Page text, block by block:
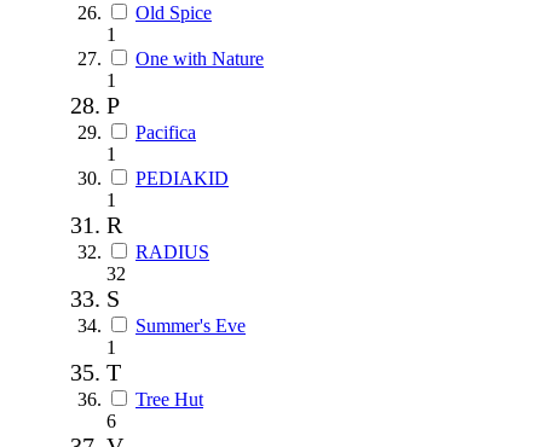
Old Spice
1
One with Nature
1
P
Pacifica
1
PEDIAKID
1
R
RADIUS
32
S
Summer's Eve
1
T
Tree Hut
6